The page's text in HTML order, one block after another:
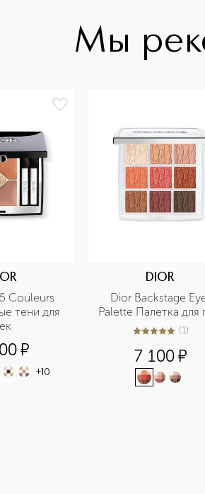
Мы
Couleurs
тени для
¤
+10
DIOR
Dior Backstage
Palette Палетка для
5из 51 (1)
7 100¤